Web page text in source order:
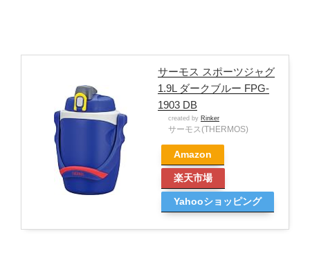
サーモス スポーツジャグ
1.9L ダークブルー FPG-
1903 DB
created by Rinker
サーモス(THERMOS)
Amazon
楽天市場
Yahooショッピング